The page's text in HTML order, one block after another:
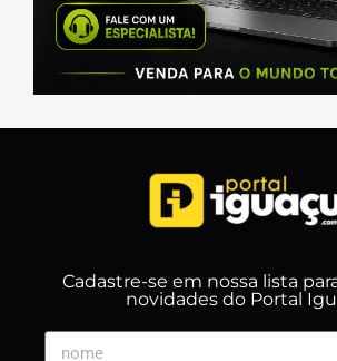
Cadastre-se em nossa lista
novidades do Portal